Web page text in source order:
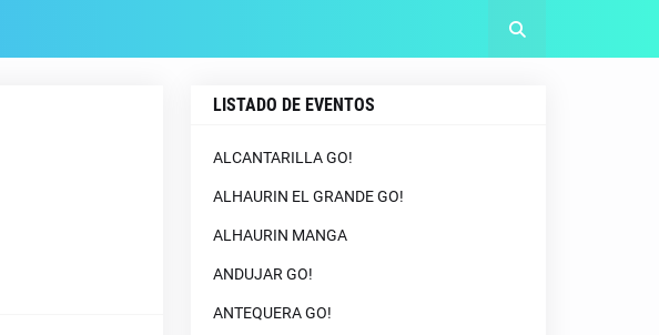
LISTADO DE EVENTOS
ALCANTARILLA GO!
ALHAURIN EL GRANDE GO!
ALHAURIN MANGA
ANDUJAR GO!
ANTEQUERA GO!